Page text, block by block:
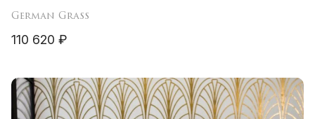
German Grass
110 620 ₽